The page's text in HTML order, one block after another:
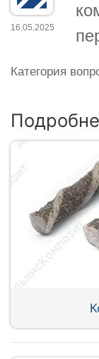
16.05.2025
Категория